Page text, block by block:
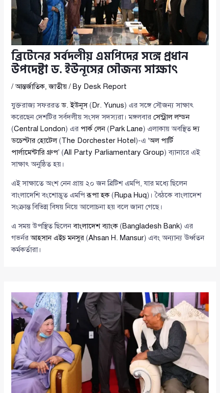
ব্রিটেনের সর্বদলীয় এমপিদের সঙ্গে প্রধান
উপদেষ্টা ড. ইউনূসের সৌজন্য সাক্ষাৎ
/আন্তর্জাতিক,জাতীয় / By Desk Report
যুক্তরাজ্য সফররতড. ইউনূস( Dr. Yunus) এর সঙ্গে সৌজন্য সাক্ষাৎ
করেছেন দেশটির সর্বদলীয় সংসদ সদস্যরা। মঙ্গলবারসেন্ট্রাল লন্ডন
(Central London) এর পার্ক লেন( Park Lane) এলাকায় অবস্থিতদ্য
ডচেস্টার হোটেল(The Dorchester Hotel )-এ ‘অল পার্টি
পার্লামেন্টারি গ্রুপ’ (All Party Parliamentary Group) ব্যানারে এই
সাক্ষাৎ অনুষ্ঠিত হয়।
এই সাক্ষাতে অংশ নেন প্রায় ২০ জন ব্রিটিশ এমপি, যার মধ্যে ছিলেন
বাংলাদেশি বংশোদ্ভূত এমপিরূপা হক( Rupa Huq)। বৈঠকে বাংলাদেশ
সংক্রান্ত বিভিন্ন বিষয় নিয়ে আলোচনা হয় বলে জানা গেছে।
এ সময় উপস্থিত ছিলেনবাংলাদেশ ব্যাংক(Bangladesh Bank) এর
গভর্নরআহসান এইচ মনসুর (Ahsan H. Mansur) এবং অন্যান্য ঊর্ধ্বতন
কর্মকর্তারা।